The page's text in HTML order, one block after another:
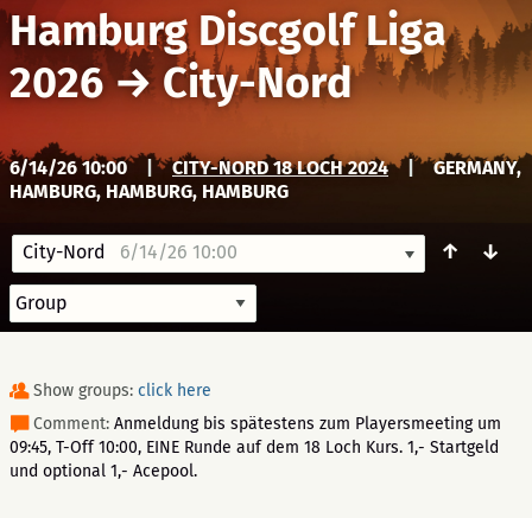
Hamburg Discgolf Liga
2026→City-Nord
6/14/26 10:00 CITY-NORD 18 LOCH 2024
GERMANY,
HAMBURG, HAMBURG, HAMBURG
City-Nord 6/14/26 10:00 ↑ ↓
Show groups: click here
Comment: Anmeldung bis spätestens zum Playersmeeting um
09:45, T-Off 10:00, EINE Runde auf dem 18 Loch Kurs. 1,- Startgeld
und optional 1,- Acepool.